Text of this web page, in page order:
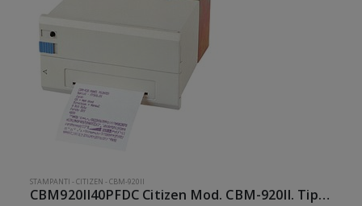
STAMPANTI -CITIZEN -CBM-920II
CBM920II40PFDC Citizen Mod. CBM-920II. Tipologia: Desktop.